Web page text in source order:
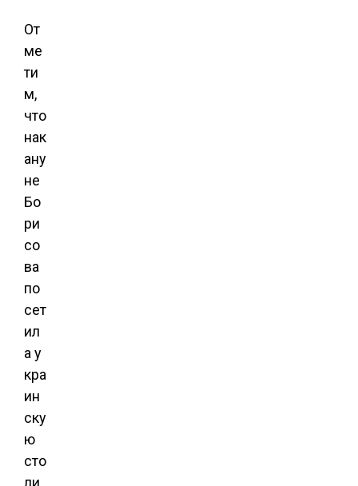
От
ме
ти
м,
что
нак
ану
не
Бо
ри
со
ва
по
сет
ил
а у
кра
ин
ску
ю
сто
ли